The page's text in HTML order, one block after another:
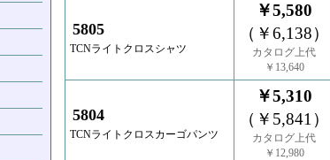
5805
TCNライトクロスシャツ
￥5,580
（￥6,138）
カタログ上代
￥13,640
5804
TCNライトクロスカーゴパンツ
￥5,310
（￥5,841）
カタログ上代
￥12,980